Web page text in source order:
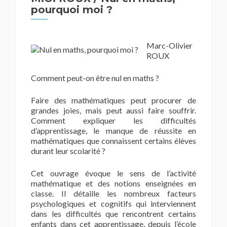
pourquoi moi ?
Marc-Olivier
ROUX
Comment peut-on être nul en maths ?
Faire des mathématiques peut procurer de
grandes joies, mais peut aussi faire souffrir.
Comment expliquer les difficultés
d’apprentissage, le manque de réussite en
mathématiques que connaissent certains élèves
durant leur scolarité ?
Cet ouvrage évoque le sens de l’activité
mathématique et des notions enseignées en
classe. Il détaille les nombreux facteurs
psychologiques et cognitifs qui interviennent
dans les difficultés que rencontrent certains
enfants dans cet apprentissage, depuis l’école